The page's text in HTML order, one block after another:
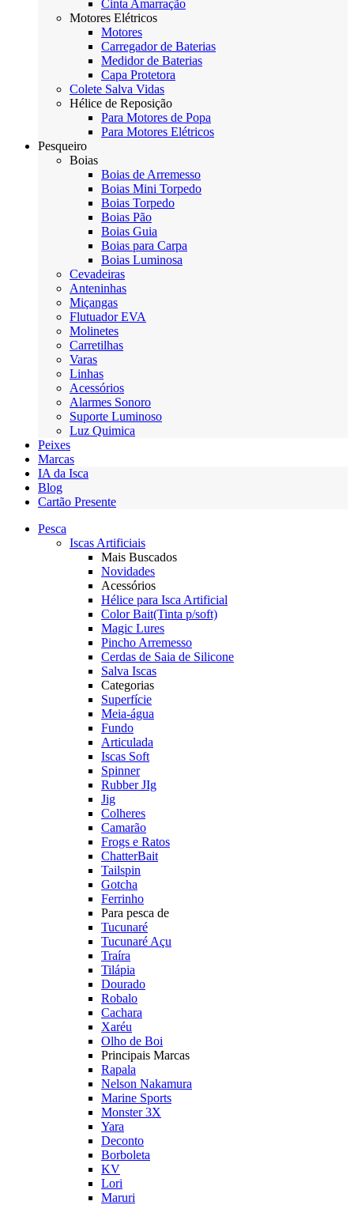
Cinta Amarração
Motores Elétricos
Motores
Carregador de Baterias
Medidor de Baterias
Capa Protetora
Colete Salva Vidas
Hélice de Reposição
Para Motores de Popa
Para Motores Elétricos
Pesqueiro
Boias
Boias de Arremesso
Boias Mini Torpedo
Boias Torpedo
Boias Pão
Boias Guia
Boias para Carpa
Boias Luminosa
Cevadeiras
Anteninhas
Miçangas
Flutuador EVA
Molinetes
Carretilhas
Varas
Linhas
Acessórios
Alarmes Sonoro
Suporte Luminoso
Luz Quimica
Peixes
Marcas
IA da Isca
Blog
Cartão Presente
Pesca
Iscas Artificiais
Mais Buscados
Novidades
Acessórios
Hélice para Isca Artificial
Color Bait(Tinta p/soft)
Magic Lures
Pincho Arremesso
Cerdas de Saia de Silicone
Salva Iscas
Categorias
Superfície
Meia-água
Fundo
Articulada
Iscas Soft
Spinner
Rubber JIg
Jig
Colheres
Camarão
Frogs e Ratos
ChatterBait
Tailspin
Gotcha
Ferrinho
Para pesca de
Tucunaré
Tucunaré Açu
Traíra
Tilápia
Dourado
Robalo
Cachara
Xaréu
Olho de Boi
Principais Marcas
Rapala
Nelson Nakamura
Marine Sports
Monster 3X
Yara
Deconto
Borboleta
KV
Lori
Maruri